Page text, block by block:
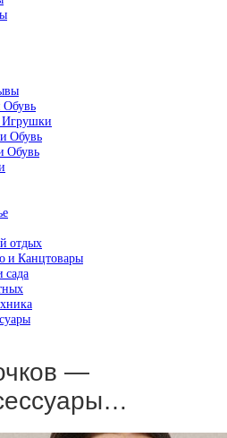
Обувь
Игрушки
Обувь
Обувь
отдых
и Канцтовары
сада
—